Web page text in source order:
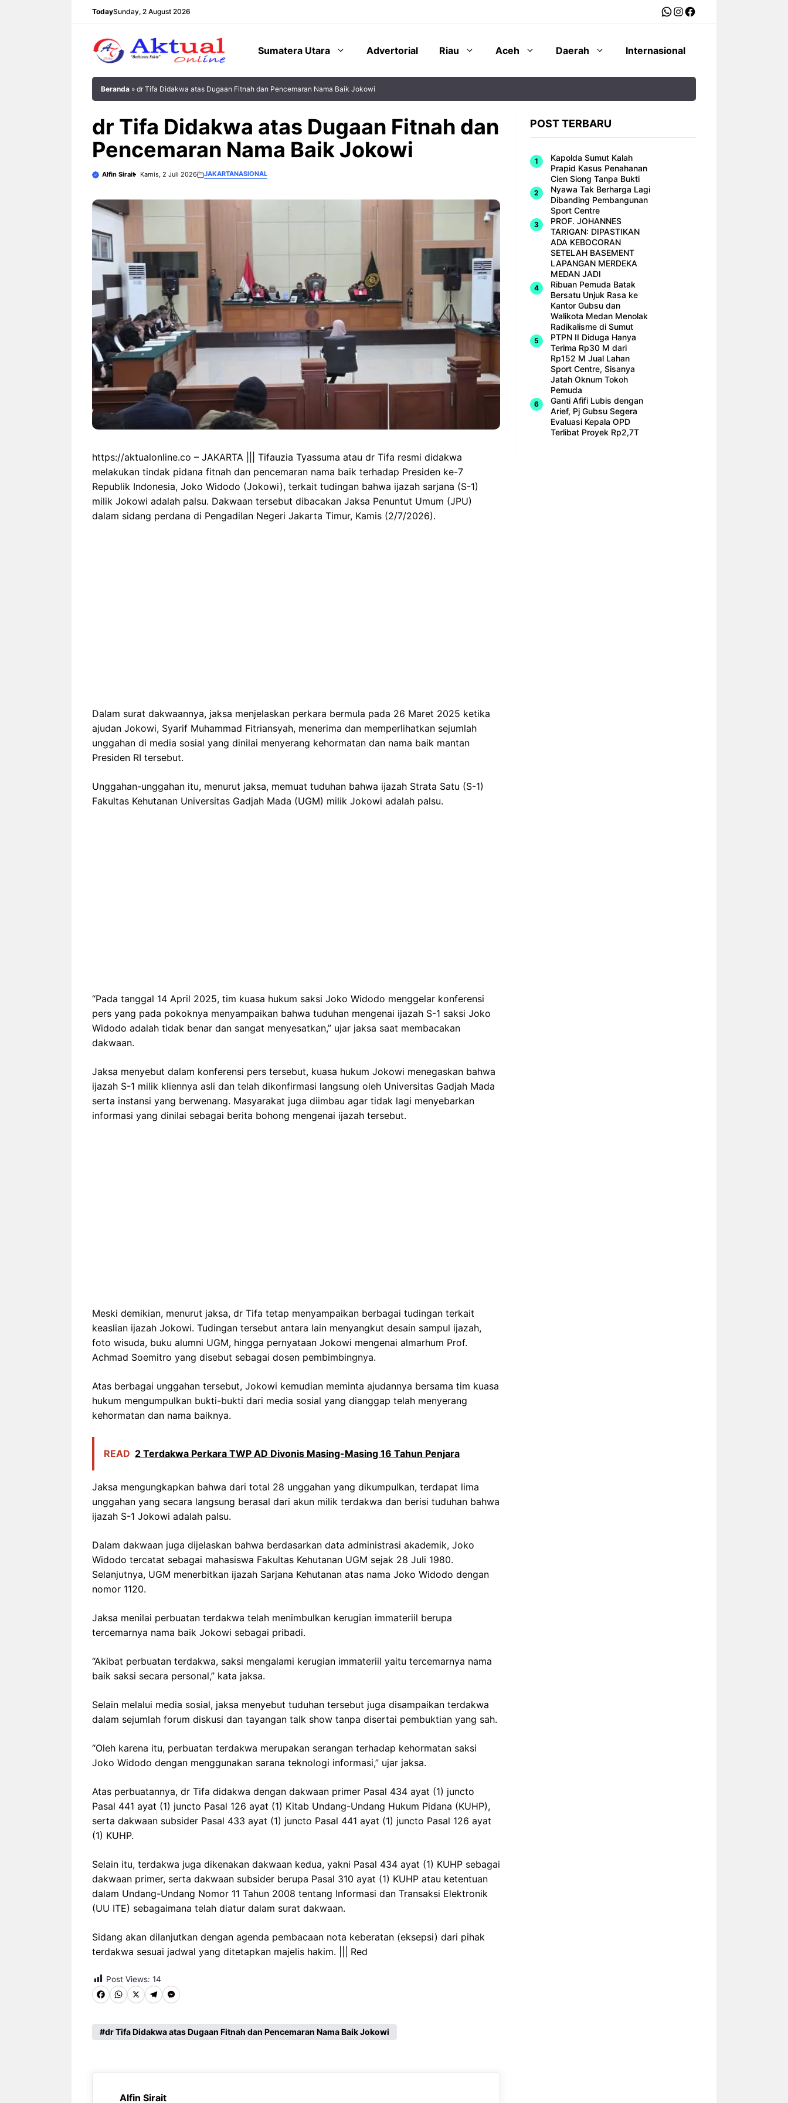
TodaySunday, 2 August 2026 WhatsApp
Instagram
Facebook
Sumatera Utara Advertorial Riau Aceh Daerah Internasional
Beranda » dr Tifa Didakwa atas Dugaan Fitnah dan Pencemaran Nama Baik Jokowi
dr Tifa Didakwa atas Dugaan Fitnah dan
Pencemaran Nama Baik Jokowi
Alfin Sirait Kamis, 2 Juli 2026 JAKARTANASIONAL
https://aktualonline.co – JAKARTA ||| Tifauzia Tyassuma atau dr Tifa resmi didakwa
melakukan tindak pidana fitnah dan pencemaran nama baik terhadap Presiden ke-7
Republik Indonesia, Joko Widodo (Jokowi), terkait tudingan bahwa ijazah sarjana (S-1)
milik Jokowi adalah palsu. Dakwaan tersebut dibacakan Jaksa Penuntut Umum (JPU)
dalam sidang perdana di Pengadilan Negeri Jakarta Timur, Kamis (2/7/2026).
Dalam surat dakwaannya, jaksa menjelaskan perkara bermula pada 26 Maret 2025 ketika
ajudan Jokowi, Syarif Muhammad Fitriansyah, menerima dan memperlihatkan sejumlah
unggahan di media sosial yang dinilai menyerang kehormatan dan nama baik mantan
Presiden RI tersebut.
Unggahan-unggahan itu, menurut jaksa, memuat tuduhan bahwa ijazah Strata Satu (S-1)
Fakultas Kehutanan Universitas Gadjah Mada (UGM) milik Jokowi adalah palsu.
“Pada tanggal 14 April 2025, tim kuasa hukum saksi Joko Widodo menggelar konferensi
pers yang pada pokoknya menyampaikan bahwa tuduhan mengenai ijazah S-1 saksi Joko
Widodo adalah tidak benar dan sangat menyesatkan,” ujar jaksa saat membacakan
dakwaan.
Jaksa menyebut dalam konferensi pers tersebut, kuasa hukum Jokowi menegaskan bahwa
ijazah S-1 milik kliennya asli dan telah dikonfirmasi langsung oleh Universitas Gadjah Mada
serta instansi yang berwenang. Masyarakat juga diimbau agar tidak lagi menyebarkan
informasi yang dinilai sebagai berita bohong mengenai ijazah tersebut.
Meski demikian, menurut jaksa, dr Tifa tetap menyampaikan berbagai tudingan terkait
keaslian ijazah Jokowi. Tudingan tersebut antara lain menyangkut desain sampul ijazah,
foto wisuda, buku alumni UGM, hingga pernyataan Jokowi mengenai almarhum Prof.
Achmad Soemitro yang disebut sebagai dosen pembimbingnya.
Atas berbagai unggahan tersebut, Jokowi kemudian meminta ajudannya bersama tim kuasa
hukum mengumpulkan bukti-bukti dari media sosial yang dianggap telah menyerang
kehormatan dan nama baiknya.
READ 2 Terdakwa Perkara TWP AD Divonis Masing-Masing 16 Tahun Penjara
Jaksa mengungkapkan bahwa dari total 28 unggahan yang dikumpulkan, terdapat lima
unggahan yang secara langsung berasal dari akun milik terdakwa dan berisi tuduhan bahwa
ijazah S-1 Jokowi adalah palsu.
Dalam dakwaan juga dijelaskan bahwa berdasarkan data administrasi akademik, Joko
Widodo tercatat sebagai mahasiswa Fakultas Kehutanan UGM sejak 28 Juli 1980.
Selanjutnya, UGM menerbitkan ijazah Sarjana Kehutanan atas nama Joko Widodo dengan
nomor 1120.
Jaksa menilai perbuatan terdakwa telah menimbulkan kerugian immateriil berupa
tercemarnya nama baik Jokowi sebagai pribadi.
“Akibat perbuatan terdakwa, saksi mengalami kerugian immateriil yaitu tercemarnya nama
baik saksi secara personal,” kata jaksa.
Selain melalui media sosial, jaksa menyebut tuduhan tersebut juga disampaikan terdakwa
dalam sejumlah forum diskusi dan tayangan talk show tanpa disertai pembuktian yang sah.
“Oleh karena itu, perbuatan terdakwa merupakan serangan terhadap kehormatan saksi
Joko Widodo dengan menggunakan sarana teknologi informasi,” ujar jaksa.
Atas perbuatannya, dr Tifa didakwa dengan dakwaan primer Pasal 434 ayat (1) juncto
Pasal 441 ayat (1) juncto Pasal 126 ayat (1) Kitab Undang-Undang Hukum Pidana (KUHP),
serta dakwaan subsider Pasal 433 ayat (1) juncto Pasal 441 ayat (1) juncto Pasal 126 ayat
(1) KUHP.
Selain itu, terdakwa juga dikenakan dakwaan kedua, yakni Pasal 434 ayat (1) KUHP sebagai
dakwaan primer, serta dakwaan subsider berupa Pasal 310 ayat (1) KUHP atau ketentuan
dalam Undang-Undang Nomor 11 Tahun 2008 tentang Informasi dan Transaksi Elektronik
(UU ITE) sebagaimana telah diatur dalam surat dakwaan.
Sidang akan dilanjutkan dengan agenda pembacaan nota keberatan (eksepsi) dari pihak
terdakwa sesuai jadwal yang ditetapkan majelis hakim. ||| Red
Post Views: 14
F
c
b
W
a
s
A
X T
l
g
r
M
s
e
n
dr Tifa Didakwa atas Dugaan Fitnah dan Pencemaran Nama Baik Jokowi
Alfin Sirait
POST TERBARU
Kapolda Sumut Kalah
Prapid Kasus Penahanan
Cien Siong Tanpa Bukti
Nyawa Tak Berharga Lagi
Dibanding Pembangunan
Sport Centre
PROF. JOHANNES
TARIGAN: DIPASTIKAN
ADA KEBOCORAN
SETELAH BASEMENT
LAPANGAN MERDEKA
MEDAN JADI
Ribuan Pemuda Batak
Bersatu Unjuk Rasa ke
Kantor Gubsu dan
Walikota Medan Menolak
Radikalisme di Sumut
PTPN II Diduga Hanya
Terima Rp30 M dari
Rp152 M Jual Lahan
Sport Centre, Sisanya
Jatah Oknum Tokoh
Pemuda
Ganti Afifi Lubis dengan
Arief, Pj Gubsu Segera
Evaluasi Kepala OPD
Terlibat Proyek Rp2,7T